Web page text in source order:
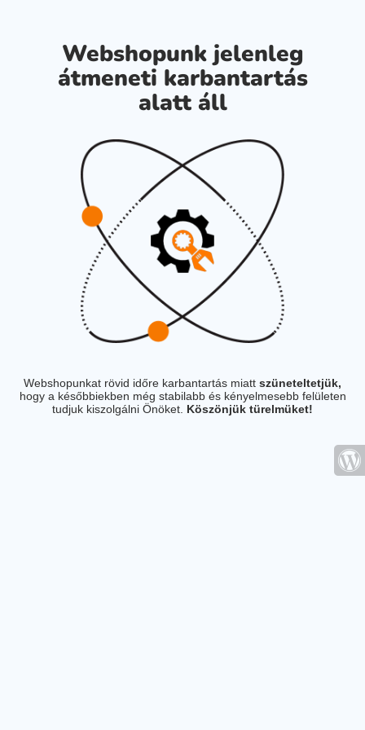
Webshopunk jelenleg
átmeneti karbantartás
alatt áll
Webshopunkat rövid időre karbantartás miatt szüneteltetjük,
hogy a későbbiekben még stabilabb és kényelmesebb felületen
tudjuk kiszolgálni Önöket. Köszönjük türelmüket!